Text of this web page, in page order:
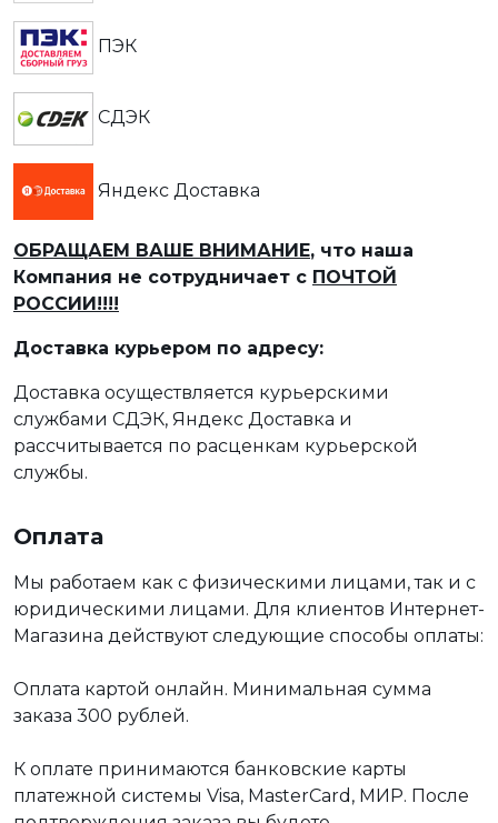
ПЭК
СДЭК
Яндекс Доставка
ОБРАЩАЕМ ВАШЕ ВНИМАНИЕ, что наша
Компания не сотрудничает с ПОЧТОЙ
РОССИИ!!!!
Доставка курьером по адресу:
Доставка осуществляется курьерскими
службами СДЭК, Яндекс Доставка и
рассчитывается по расценкам курьерской
службы.
Оплата
Мы работаем как с физическими лицами, так и с
юридическими лицами. Для клиентов Интернет-
Магазина действуют следующие способы оплаты:
Оплата картой онлайн. Минимальная сумма
заказа 300 рублей.
К оплате принимаются банковские карты
платежной системы Visa, MasterCard, МИР. После